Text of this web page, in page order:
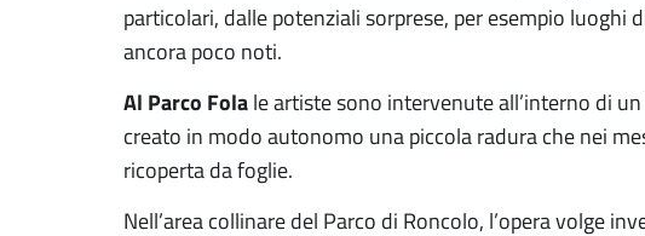
particolari, dalle potenziali sorprese, per esempio luoghi
ancora poco noti.
Al Parco Fola le artiste sono intervenute all’interno di
creato in modo autonomo una piccola radura che nei
ricoperta da foglie.
Nell’area collinare del Parco di Roncolo, l’opera volge